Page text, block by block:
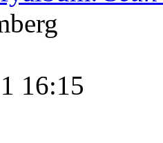
16:15